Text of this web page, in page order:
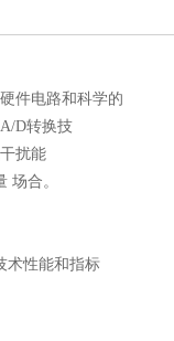
件电路和科学的
D转换技
扰能
场合。
术性能和指标